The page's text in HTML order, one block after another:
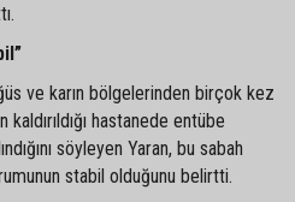
ve karın bölgelerinden birçok kez
kaldırıldığı hastanede entübe
söyleyen Yaran, bu sabah
stabil olduğunu belirtti.